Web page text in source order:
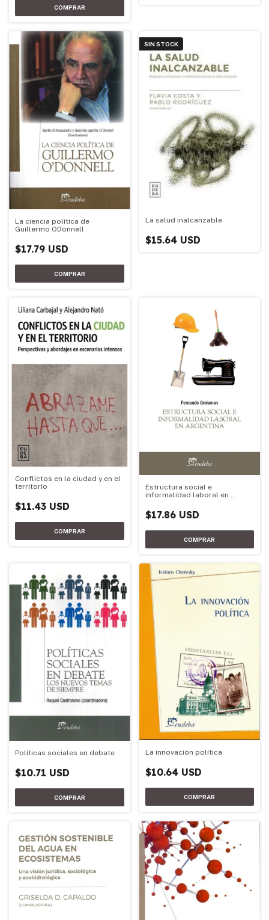
La ciencia política de
Guillermo ODonnell
$17.79 USD
SIN STOCK
La salud inalcanzable
$15.64 USD
Conflictos en la ciudad y en el
territorio
$11.43 USD
Estructura social e
informalidad laboral en
$17.86 USD
Políticas sociales en debate
$10.71 USD
La innovación política
$10.64 USD